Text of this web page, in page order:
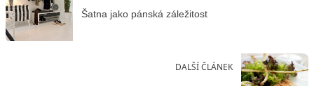
Šatna jako pánská záležitost
DALŠÍ ČLÁNEK